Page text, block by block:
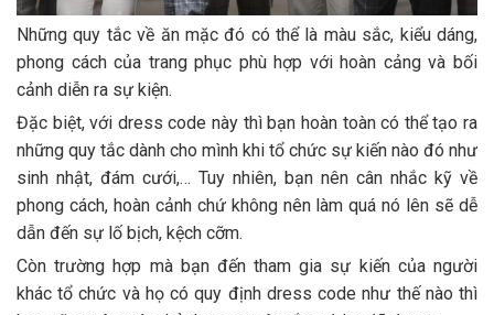
Những quy tắc về ăn mặc đó có thể là màu sắc, kiểu dáng,
phong cách của trang phục phù hợp với hoàn cảng và bối
cảnh diễn ra sự kiện.
Đặc biệt, với dress code này thì bạn hoàn toàn có thể tạo ra
những quy tắc dành cho mình khi tổ chức sự kiến nào đó như
sinh nhật, đám cưới,… Tuy nhiên, bạn nên cân nhắc kỹ về
phong cách, hoàn cảnh chứ không nên làm quá nó lên sẽ dễ
dẫn đến sự lố bịch, kệch cỡm.
Còn trường hợp mà bạn đến tham gia sự kiến của người
khác tổ chức và họ có quy định dress code như thế nào thì